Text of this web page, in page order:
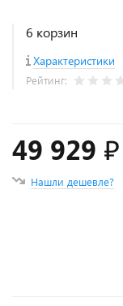
6 корзин
Характеристики
Рейтинг:
49 929 ₽
Нашли дешевле?